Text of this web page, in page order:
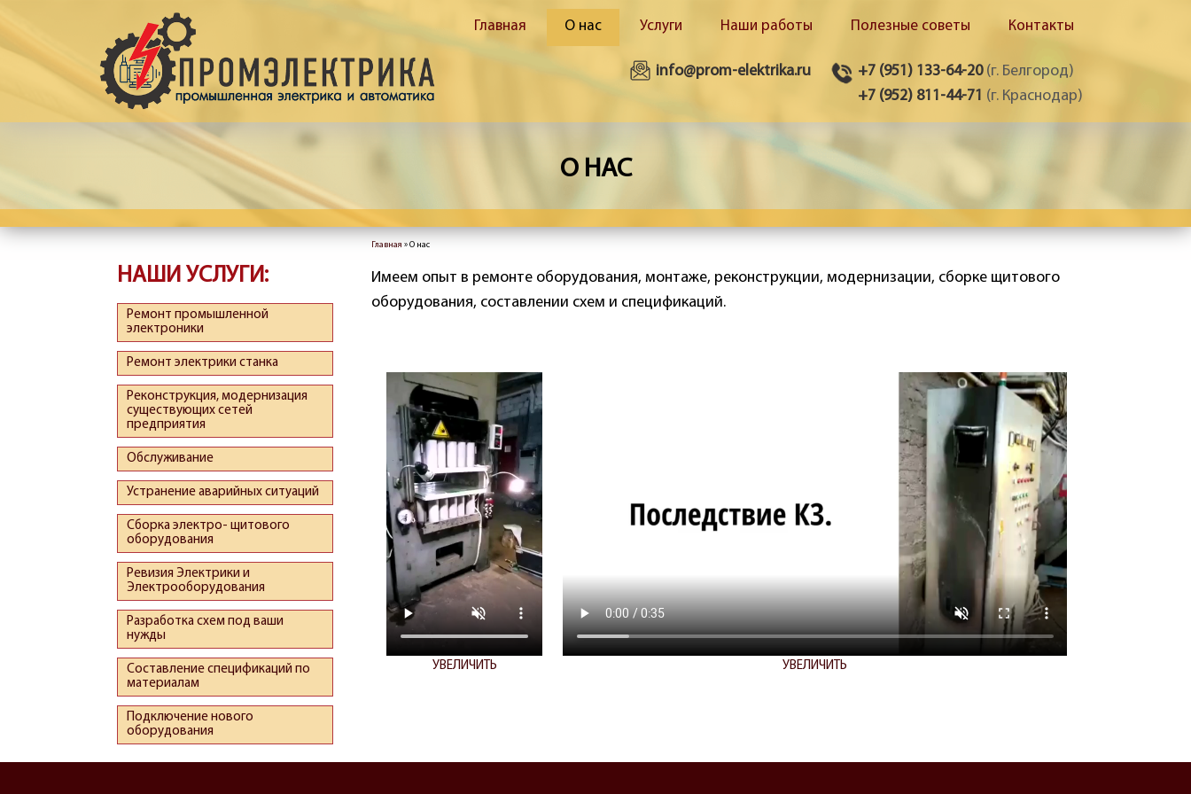
Перейти к основному содержанию
Главная О нас Услуги Наши работы Полезные советы Контакты
info@prom-elektrika.ru +7 (951) 133-64-20(г. Белгород)
+7 (952) 811-44-71 (г. Краснодар)
О НАС
Вы здесь
Главная » О нас
Имеем опыт в ремонте оборудования, монтаже, реконструкции, модернизации, сборке щитового
оборудования, составлении схем и спецификаций.
УВЕЛИЧИТЬ УВЕЛИЧИТЬ
НАШИ УСЛУГИ:
Ремонт промышленной
электроники
Ремонт электрики станка
Реконструкция, модернизация
существующих сетей
предприятия
Обслуживание
Устранение аварийных ситуаций
Сборка электро- щитового
оборудования
Ревизия Электрики и
Электрооборудования
Разработка схем под ваши
нужды
Составление спецификаций по
материалам
Подключение нового
оборудования